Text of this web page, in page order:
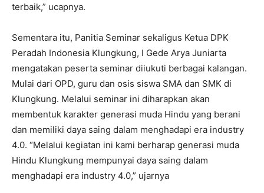
terbaik,” ucapnya.
Sementara itu, Panitia Seminar sekaligus Ketua DPK
Peradah Indonesia Klungkung, I Gede Arya Juniarta
mengatakan peserta seminar diiukuti berbagai kalangan.
Mulai dari OPD, guru dan osis siswa SMA dan SMK di
Klungkung. Melalui seminar ini diharapkan akan
membentuk karakter generasi muda Hindu yang berani
dan memiliki daya saing dalam menghadapi era industry
4.0. “Melalui kegiatan ini kami berharap generasi muda
Hindu Klungkung mempunyai daya saing dalam
menghadapi era industry 4.0,” ujarnya